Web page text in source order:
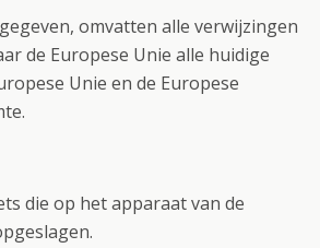
omvatten alle verwijzingen
de Europese Unie alle huidige
Unie en de Europese
die op het apparaat van de